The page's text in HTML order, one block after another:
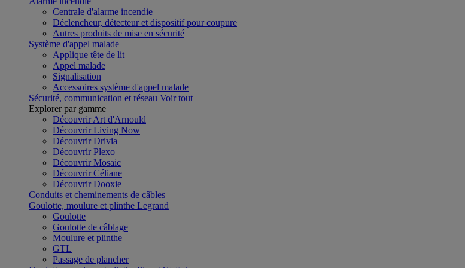
Centrale d'alarme incendie
Déclencheur, détecteur et dispositif pour coupure
Autres produits de mise en sécurité
Système d'appel malade
Applique tête de lit
Appel malade
Signalisation
Accessoires système d'appel malade
Sécurité, communication et réseau Voir tout
Explorer par gamme
Découvrir Art d'Arnould
Découvrir Living Now
Découvrir Drivia
Découvrir Plexo
Découvrir Mosaic
Découvrir Céliane
Découvrir Dooxie
Conduits et cheminements de câbles
Goulotte, moulure et plinthe Legrand
Goulotte
Goulotte de câblage
Moulure et plinthe
GTL
Passage de plancher